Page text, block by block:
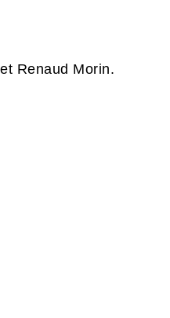
Renaud Morin.